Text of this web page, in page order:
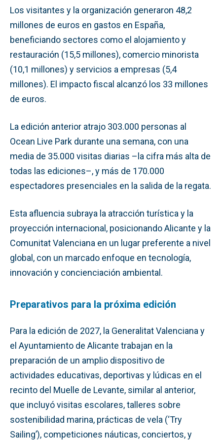
Los visitantes y la organización generaron 48,2
millones de euros en gastos en España,
beneficiando sectores como el alojamiento y
restauración (15,5 millones), comercio minorista
(10,1 millones) y servicios a empresas (5,4
millones). El impacto fiscal alcanzó los 33 millones
de euros.
La edición anterior atrajo 303.000 personas al
Ocean Live Park durante una semana, con una
media de 35.000 visitas diarias –la cifra más alta de
todas las ediciones–, y más de 170.000
espectadores presenciales en la salida de la regata.
Esta afluencia subraya la atracción turística y la
proyección internacional, posicionando Alicante y la
Comunitat Valenciana en un lugar preferente a nivel
global, con un marcado enfoque en tecnología,
innovación y concienciación ambiental.
Preparativos para la próxima edición
Para la edición de 2027, la Generalitat Valenciana y
el Ayuntamiento de Alicante trabajan en la
preparación de un amplio dispositivo de
actividades educativas, deportivas y lúdicas en el
recinto del Muelle de Levante, similar al anterior,
que incluyó visitas escolares, talleres sobre
sostenibilidad marina, prácticas de vela (‘Try
Sailing’), competiciones náuticas, conciertos, y